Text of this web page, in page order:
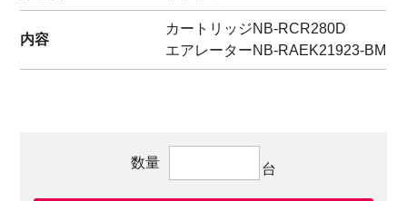
内容
カートリッジNB-RCR280D
エアレーターNB-RAEK21923-BM
数量 台